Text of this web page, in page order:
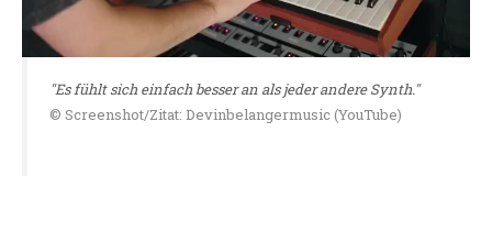
"Es fühlt sich einfach besser an als jeder andere Synth."
© Screenshot/Zitat: Devinbelangermusic (YouTube)